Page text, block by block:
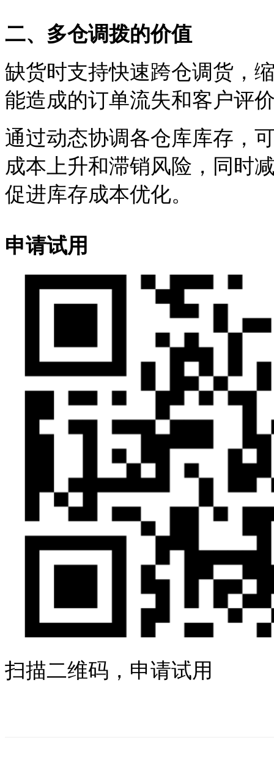
二、 多仓调拨的价值
缺货时支持快速跨仓调货，
能造成的订单流失和客户评
通过动态协调各仓库库存，
成本上升和滞销风险，同时
促进库存成本优化。
申请试用
扫描二维码，申请试用